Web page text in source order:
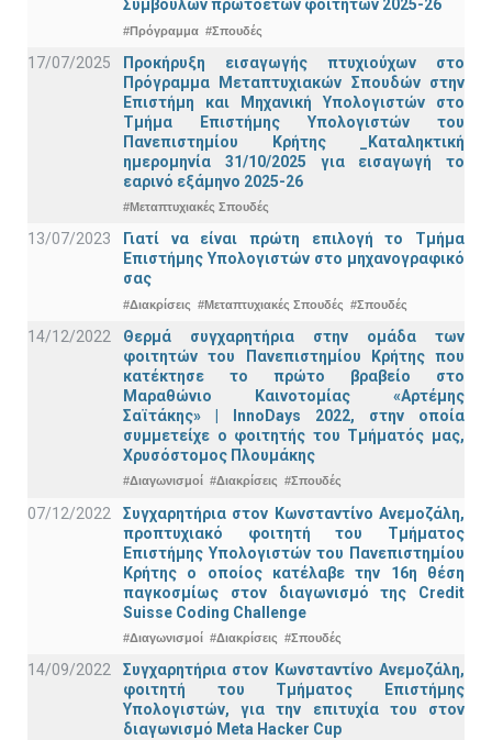
Συμβούλων πρωτοετών φοιτητών 2025-26
#Πρόγραμμα #Σπουδές
17/07/2025
Προκήρυξη εισαγωγής πτυχιούχων στo
Πρόγραμμα Μεταπτυχιακών Σπουδών στην
Επιστήμη και Μηχανική Υπολογιστών στο
Τμήμα Eπιστήμης Υπολογιστών του
Πανεπιστημίου Κρήτης _Καταληκτική
ημερομηνία 31/10/2025 για εισαγωγή το
εαρινό εξάμηνο 2025-26
#Μεταπτυχιακές Σπουδές
13/07/2023
Γιατί να είναι πρώτη επιλογή το Τμήμα
Επιστήμης Υπολογιστών στο μηχανογραφικό
σας
#Διακρίσεις #Μεταπτυχιακές Σπουδές #Σπουδές
14/12/2022
Θερμά συγχαρητήρια στην ομάδα των
φοιτητών του Πανεπιστημίου Κρήτης που
κατέκτησε το πρώτο βραβείο στο
Μαραθώνιο Καινοτομίας «Αρτέμης
Σαϊτάκης» | InnoDays 2022, στην οποία
συμμετείχε ο φοιτητής του Τμήματός μας,
Χρυσόστομος Πλουμάκης
#Διαγωνισμοί #Διακρίσεις #Σπουδές
07/12/2022
Συγχαρητήρια στον Κωνσταντίνο Ανεμοζάλη,
προπτυχιακό φοιτητή του Τμήματος
Επιστήμης Υπολογιστών του Πανεπιστημίου
Κρήτης ο οποίος κατέλαβε την 16η θέση
παγκοσμίως στον διαγωνισμό της Credit
Suisse Coding Challenge
#Διαγωνισμοί #Διακρίσεις #Σπουδές
14/09/2022
Συγχαρητήρια στον Κωνσταντίνο Ανεμοζάλη,
φοιτητή του Τμήματος Επιστήμης
Υπολογιστών, για την επιτυχία του στον
διαγωνισμό Meta Hacker Cup